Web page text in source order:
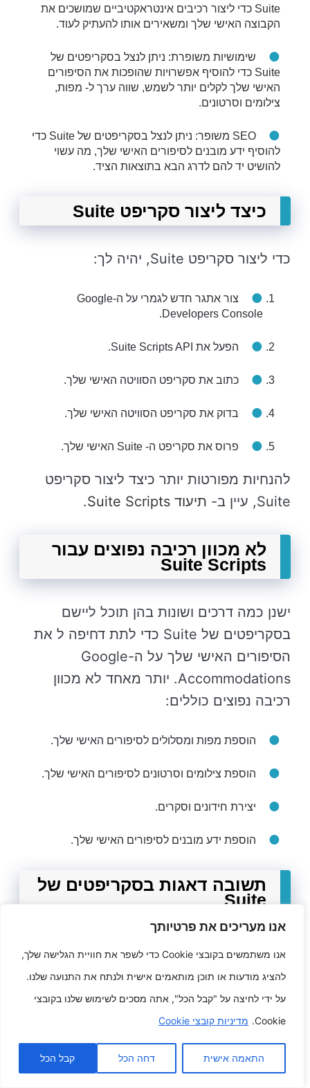
אנו מעריכים את פרטיותך
אנו משתמשים בקובצי Cookie כדי לשפר את חוויית הגלישה שלך,
להציג מודעות או תוכן מותאמים אישית ולנתח את התנועה שלנו.
על ידי לחיצה על "קבל הכל", אתה מסכים לשימוש שלנו בקובצי
Cookie. מדיניות קובצי Cookie
התאמה אישית דחה הכל קבל הכל
Suite כדי ליצור רכיבים אינטראקטיביים שמושכים את
הקבוצה האישי שלך ומשאירים אותו להעתיק לעוד.
שימושיות משופרת: ניתן לנצל בסקריפטים של
Suite כדי להוסיף אפשרויות שהופכות את הסיפורים
האישי שלך לקלים יותר לשמש, שווה ערך ל- מפות,
צילומים וסרטונים.
SEO משופר: ניתן לנצל בסקריפטים של Suite כדי
להוסיף ידע מובנים לסיפורים האישי שלך, מה עשוי
להושיט יד להם לדרג הבא בתוצאות הציד.
כיצד ליצור סקריפט Suite
כדי ליצור סקריפט Suite, יהיה לך:
צור אתגר חדש לגמרי על ה-Google
Developers Console.
הפעל את Suite Scripts API.
כתוב את סקריפט הסוויטה האישי שלך.
בדוק את סקריפט הסוויטה האישי שלך.
פרוס את סקריפט ה- Suite האישי שלך.
להנחיות מפורטות יותר כיצד ליצור סקריפט
Suite, עיין ב-
תיעוד Suite Scripts .
לא מכוון רכיבה נפוצים עבור
Suite Scripts
ישנן כמה דרכים ושונות בהן תוכל ליישם
בסקריפטים של Suite כדי לתת דחיפה ל את
הסיפורים האישי שלך על ה-Google
Accommodations. יותר מאחד לא מכוון
רכיבה נפוצים כוללים:
הוספת מפות ומסלולים לסיפורים האישי שלך.
הוספת צילומים וסרטונים לסיפורים האישי שלך.
יצירת חידונים וסקרים.
הוספת ידע מובנים לסיפורים האישי שלך.
תשובה דאגות בסקריפטים של
Suite
לאלה ש נתקל בבעיות בלי הסקריפט של Suite
האישי שלך, יש יותר מאחד בעיות שאתה יכול
להיות להעיף מבט ב:
JavaScript מורשה.